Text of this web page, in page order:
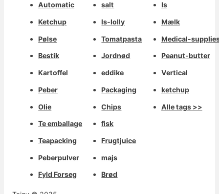
Automatic
Ketchup
Pølse
Bestik
Kartoffel
Peber
Olie
Te emballage
Teapacking
Peberpulver
Fyld Forseg
salt
Is-lolly
Tomatpasta
Jordnød
eddike
Packaging
Chips
fisk
Frugtjuice
majs
Brød
Is
Mælk
Medical-
Peanut-butter
Vertical
ketchup
Alle tags >>